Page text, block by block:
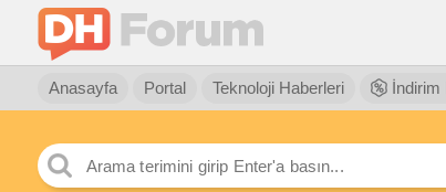
Anasayfa Portal Teknoloji Haberleri İndirim